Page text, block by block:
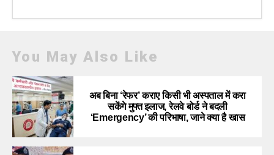
You May Also Like
अब बिना ‘रेफर’ कराए किसी भी अस्पताल में करा
सकेंगे मुफ्त इलाज, रेलवे बोर्ड ने बदली
‘Emergency’ की परिभाषा, जाने क्या है खास